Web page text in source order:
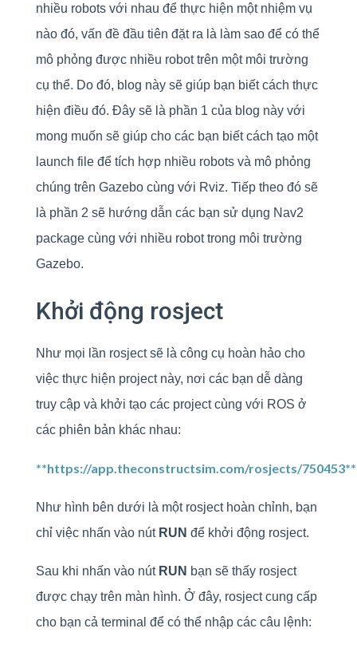
nhiều robots với nhau để thực hiện một nhiệm vụ
nào đó, vấn đề đầu tiên đặt ra là làm sao để có thể
mô phỏng được nhiều robot trên một môi trường
cụ thể. Do đó, blog này sẽ giúp bạn biết cách thực
hiện điều đó. Đây sẽ là phần 1 của blog này với
mong muốn sẽ giúp cho các bạn biết cách tạo một
launch file để tích hợp nhiều robots và mô phỏng
chúng trên Gazebo cùng với Rviz. Tiếp theo đó sẽ
là phần 2 sẽ hướng dẫn các bạn sử dụng Nav2
package cùng với nhiều robot trong môi trường
Gazebo.
Khởi động rosject
Như mọi lần rosject sẽ là công cụ hoàn hảo cho
việc thực hiện project này, nơi các bạn dễ dàng
truy cập và khởi tạo các project cùng với ROS ở
các phiên bản khác nhau:
**https://app.theconstructsim.com/rosjects/750453**
Như hình bên dưới là một rosject hoàn chỉnh, bạn
chỉ việc nhấn vào nút RUN để khởi động rosject.
Sau khi nhấn vào nút RUN bạn sẽ thấy rosject
được chạy trên màn hình. Ở đây, rosject cung cấp
cho bạn cả terminal để có thể nhập các câu lệnh: